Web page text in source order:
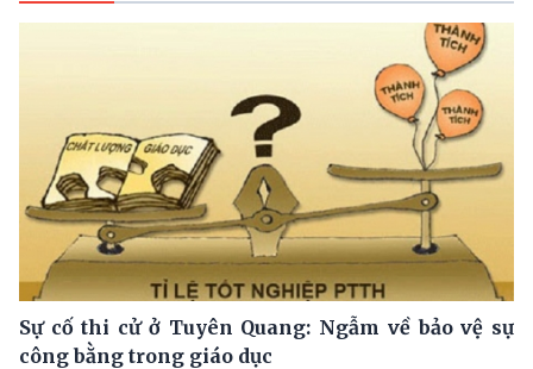
Sự cố thi cử ở Tuyên Quang: Ngẫm về bảo vệ sự
công bằng trong giáo dục